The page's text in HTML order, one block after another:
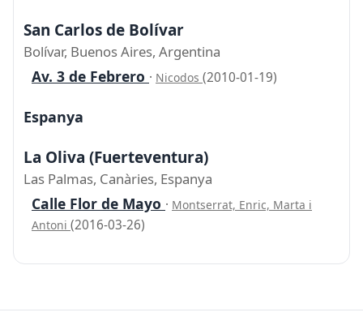
San Carlos de Bolívar
Bolívar, Buenos Aires, Argentina
Av. 3 de Febrero · Nicodos (2010-01-19)
Espanya
La Oliva (Fuerteventura)
Las Palmas, Canàries, Espanya
Calle Flor de Mayo · Montserrat, Enric, Marta i
Antoni (2016-03-26)